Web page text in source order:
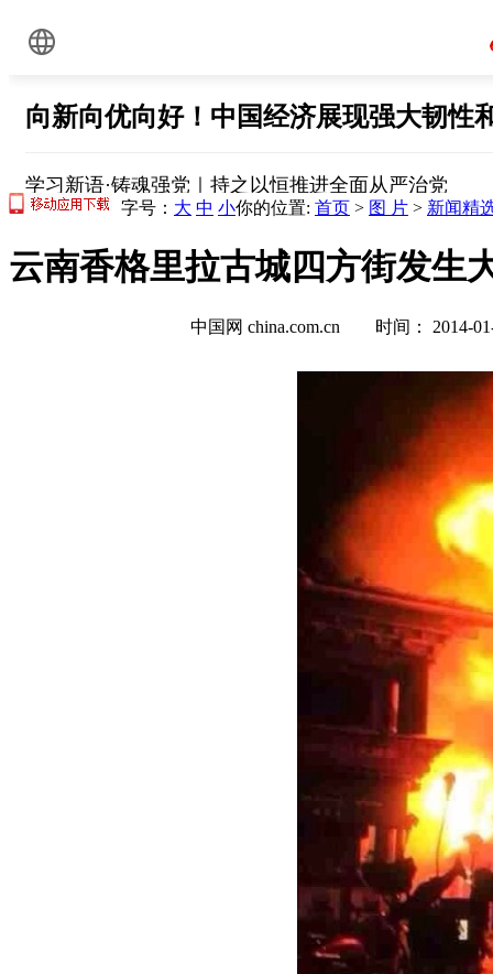
字号： 大 中 小你的位置: 首页 > 图 片 > 新闻精
云南香格里拉古城四方街发生
中国网 china.com.cn 时间：